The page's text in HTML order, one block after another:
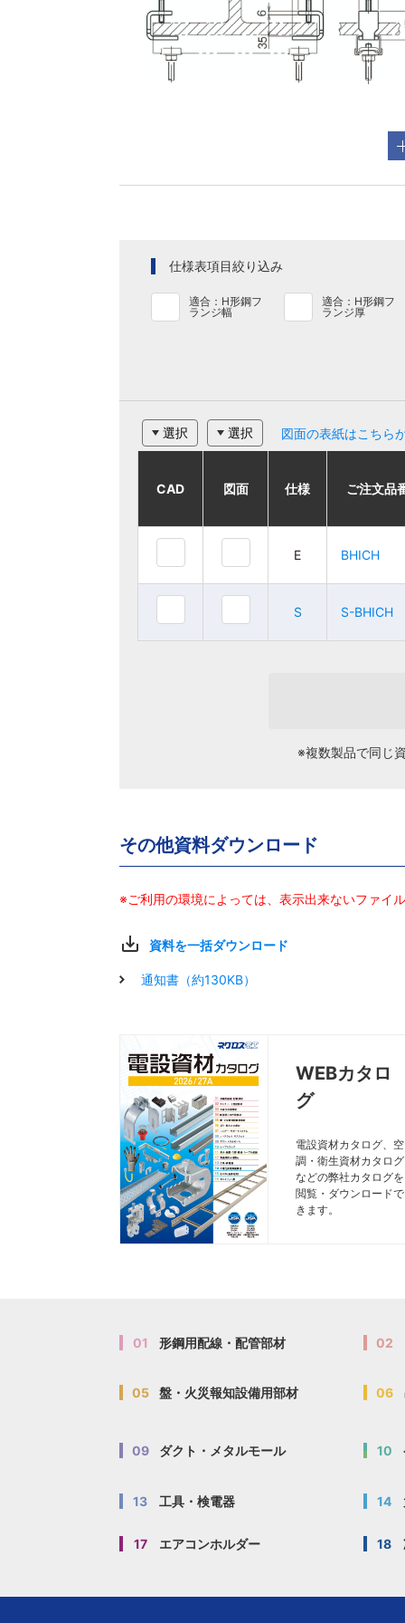
仕様表項目絞り込み
適合：H形鋼フ
ランジ幅
適合：H形鋼フ
ランジ厚
選択 選択 図面の表紙はこちら
CAD 図面 仕様 ご注文品番
CAD 図面 仕様 ご注文品
E BHICH
S S-BHICH
CAD 図面 仕様 ご注文品番
CAD 図面 仕様 ご注文品
E BHICH
S S-BHICH
※複数製品で同じ
その他資料ダウンロード
※ご利用の環境によっては、表示出来ないファイ
資料を一括ダウンロード
通知書（約130KB）
WEBカタロ
グ
電設資材カタログ、空
調・衛生資材カタログ
などの弊社カタログを
閲覧・ダウンロードで
きます。
01 形鋼用配線・配管部材 02
05 盤・火災報知設備用部材 06
09 ダクト・メタルモール 10
13 工具・検電器 14
17 エアコンホルダー 18